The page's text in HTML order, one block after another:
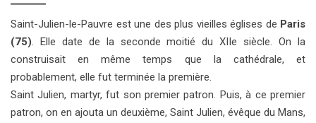
Saint-Julien-le-Pauvre est une des plus vieilles églises de Paris
(75). Elle date de la seconde moitié du XIIe siècle. On la
construisait en même temps que la cathédrale, et
probablement, elle fut terminée la première.
Saint Julien, martyr, fut son premier patron. Puis, à ce premier
patron, on en ajouta un deuxième, Saint Julien, évêque du Mans,